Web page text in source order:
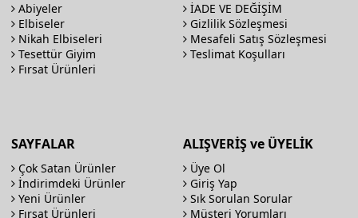
Abiyeler
Elbiseler
Nikah Elbiseleri
Tesettür Giyim
Fırsat Ürünleri
İADE VE DEĞİŞİM
Gizlilik Sözleşmesi
Mesafeli Satış Sözleşmesi
Teslimat Koşulları
SAYFALAR
Çok Satan Ürünler
İndirimdeki Ürünler
Yeni Ürünler
Fırsat Ürünleri
ALIŞVERİŞ ve ÜYELİK
Üye Ol
Giriş Yap
Sık Sorulan Sorular
Müşteri Yorumları